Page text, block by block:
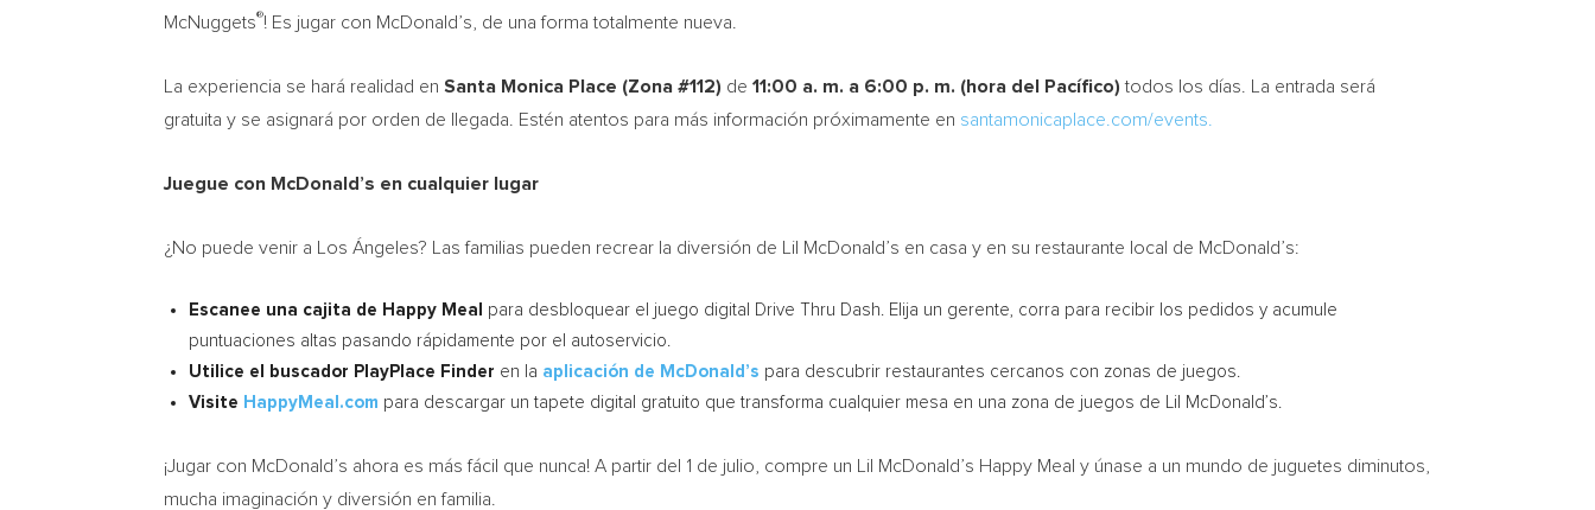
McNuggets®! Es jugar con McDonald’s, de una forma totalmente nueva.
La experiencia se hará realidad en Santa Monica Place (Zona #112) de 11:00 a. m. a 6:00 p. m. (hora del Pacífico)todos los días. La entrada será
gratuita y se asignará por orden de llegada. Estén atentos para más información próximamente en santamonicaplace.com/events.
Juegue con McDonald’s en cualquier lugar
¿No puede venir a Los Ángeles? Las familias pueden recrear la diversión de Lil McDonald’s en casa y en su restaurante local de McDonald’s:
Escanee una cajita de Happy Meal
para desbloquear el juego digital Drive Thru Dash. Elija un gerente, corra para recibir los pedidos y acumule
puntuaciones altas pasando rápidamente por el autoservicio.
Utilice el buscador PlayPlace Finder en la aplicación de McDonald’s para descubrir restaurantes cercanos con zonas de juegos.
Visite HappyMeal.com para descargar un tapete digital gratuito que transforma cualquier mesa en una zona de juegos de Lil McDonald’s.
¡Jugar con McDonald’s ahora es más fácil que nunca! A partir del 1 de julio, compre un Lil McDonald’s Happy Meal y únase a un mundo de juguetes diminutos,
mucha imaginación y diversión en familia.